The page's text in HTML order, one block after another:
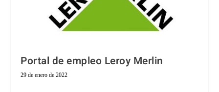
Portal de empleo Leroy Merlin
29 de enero de 2022